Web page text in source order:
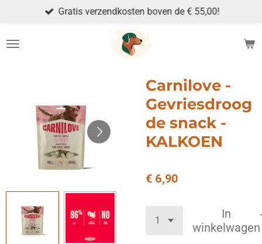
naar
Gratis verzendkosten boven de € 55,00!
Carnilove -
Gevriesdroog
de snack -
KALKOEN
€ 6,90
In
winkelwagen